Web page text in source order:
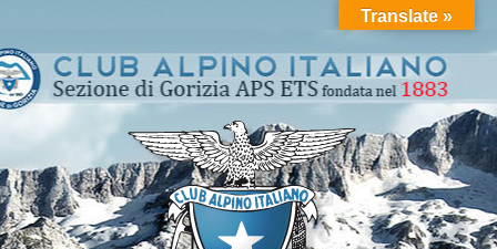
Translate »